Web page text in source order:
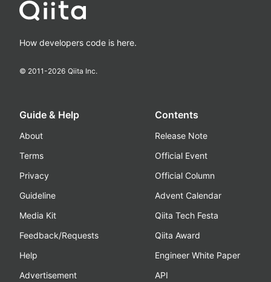
How developers code is here.
© 2011-2026 Qiita Inc.
Guide & Help
About
Terms
Privacy
Guideline
Media Kit
Feedback/Requests
Help
Advertisement
Contents
Release Note
Official Event
Official Column
Advent Calendar
Qiita Tech Festa
Qiita Award
Engineer White Paper
API